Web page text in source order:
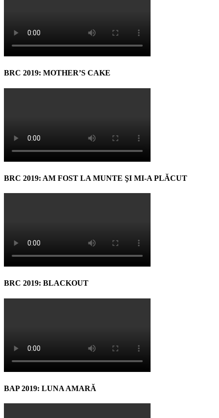
BRC 2019: MOTHER’S CAKE
BRC 2019: AM FOST LA MUNTE ŞI MI-A PLĂCUT
BRC 2019: BLACKOUT
BAP 2019: LUNA AMARĂ